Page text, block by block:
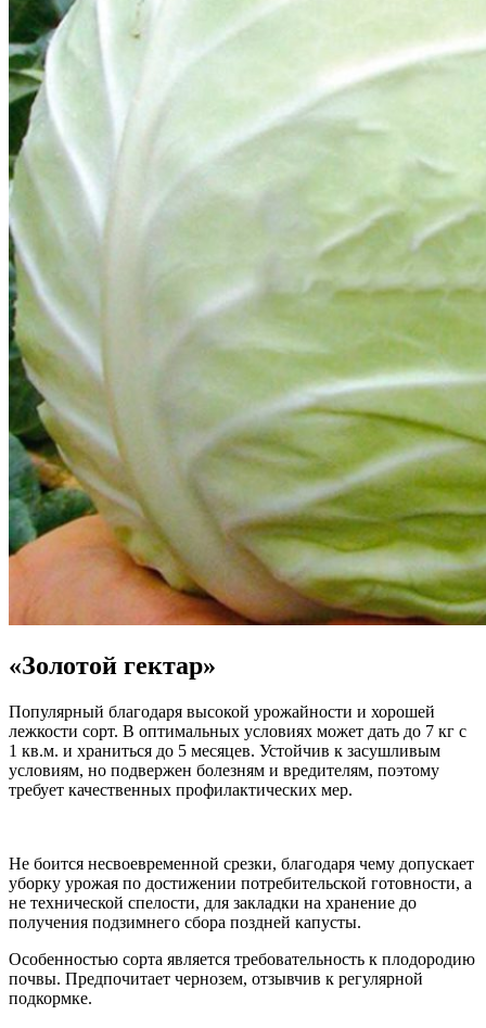
«Золотой гектар»
Популярный благодаря высокой урожайности и хорошей
лежкости сорт. В оптимальных условиях может дать до 7 кг с
1 кв.м. и храниться до 5 месяцев. Устойчив к засушливым
условиям, но подвержен болезням и вредителям, поэтому
требует качественных профилактических мер.
Не боится несвоевременной срезки, благодаря чему допускает
уборку урожая по достижении потребительской готовности, а
не технической спелости, для закладки на хранение до
получения подзимнего сбора поздней капусты.
Особенностью сорта является требовательность к плодородию
почвы. Предпочитает чернозем, отзывчив к регулярной
подкормке.